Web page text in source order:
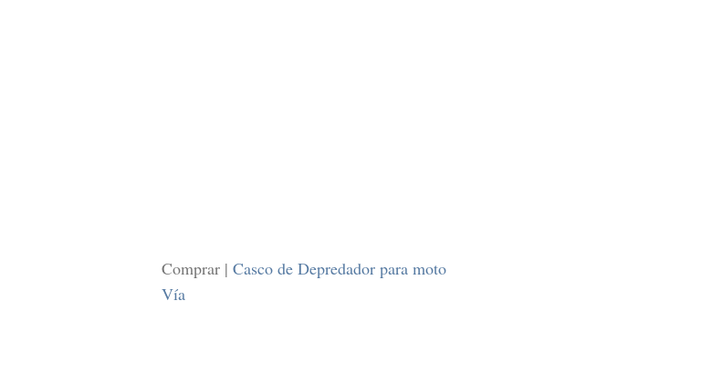
Comprar | Casco de Depredador para moto
Vía